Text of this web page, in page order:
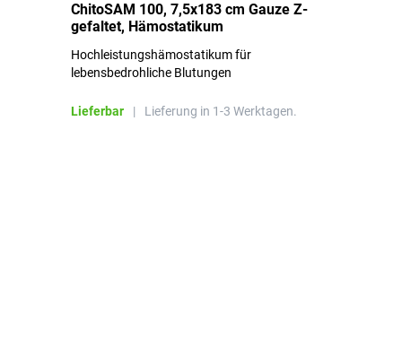
ChitoSAM 100, 7,5x183 cm Gauze Z-
gefaltet, Hämostatikum
Hochleistungshämostatikum für
lebensbedrohliche Blutungen
Lieferbar | Lieferung in 1-3 Werktagen.